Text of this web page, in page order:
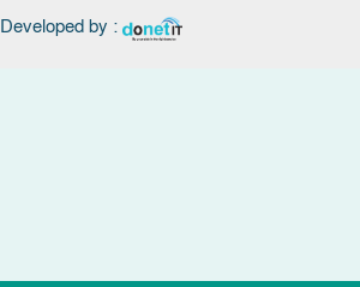
Developed by :